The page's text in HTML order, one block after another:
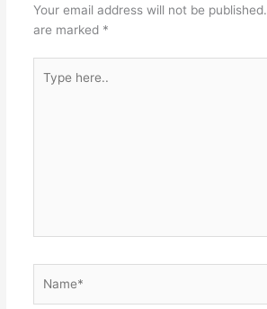
Your email address will not be published.
are marked *
here..